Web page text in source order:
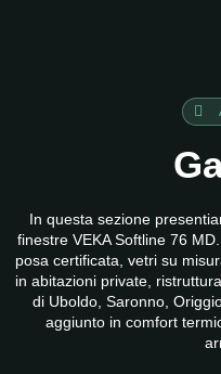
In questa sezione
finestre VEKA Softline 76
posa certificata, vetri su
in abitazioni private,
di Uboldo, Saronno,
aggiunto in comfort